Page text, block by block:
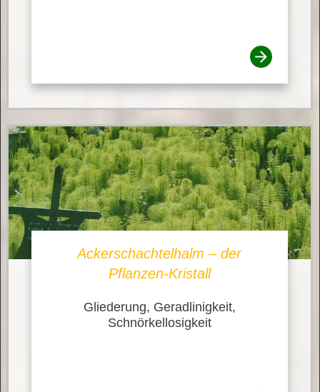
Ackerschachtelhalm – der
Pflanzen-Kristall
Gliederung, Geradlinigkeit,
Schnörkellosigkeit